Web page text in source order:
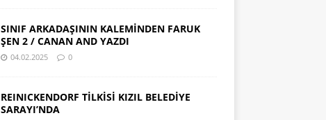
SINIF ARKADAŞININ KALEMİNDEN FARUK
ŞEN 2 / CANAN AND YAZDI
04.02.2025 0
REINICKENDORF TİLKİSİ KIZIL BELEDİYE
SARAYI’NDA